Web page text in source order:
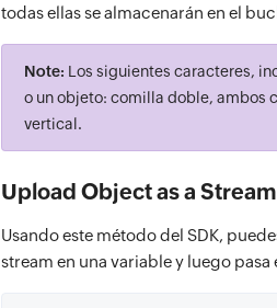
todas ellas se almacenarán en el
Note: Los siguientes caracteres,
o un objeto: comilla doble, ambos
vertical.
Upload Object as a Stream
Usando este método del SDK,
stream en una variable y luego